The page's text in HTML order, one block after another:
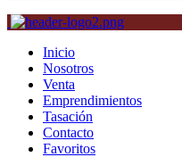
Inicio
Nosotros
Venta
Emprendimientos
Tasación
Contacto
Favoritos